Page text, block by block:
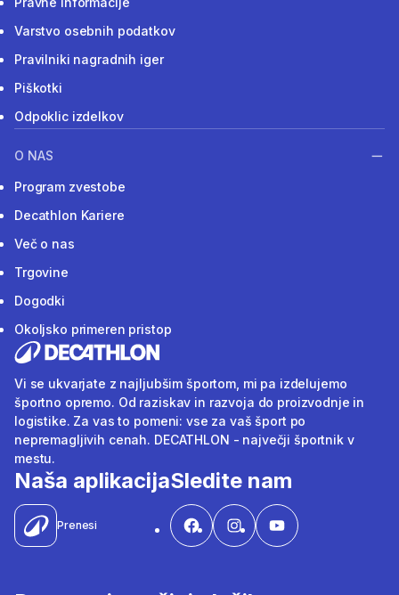
Varstvo osebnih podatkov
Pravilniki nagradnih iger
Piškotki
Odpoklic izdelkov
O NAS
Program zvestobe
Decathlon Kariere
Več o nas
Trgovine
Dogodki
Okoljsko primeren pristop
Vi se ukvarjate z najljubšim športom, mi pa izdelujemo
športno opremo. Od raziskav in razvoja do proizvodnje in
logistike. Za vas to pomeni: vse za vaš šport po
nepremagljivih cenah. DECATHLON - največji športnik v
mestu.
Naša aplikacija
Prenesi
Sledite nam